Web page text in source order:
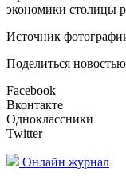
экономики столицы
Источник
Поделиться
Facebook
Вконтакте
Одноклассники
Twitter
Онлайн журнал